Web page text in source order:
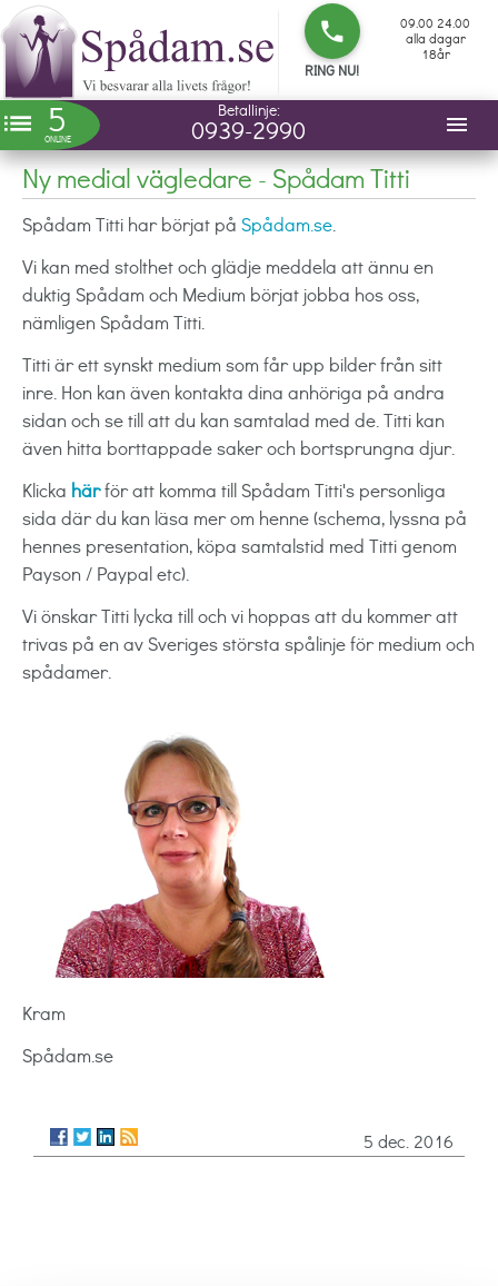
phone
RING NU!
09.00 24.00
alla dagar
18år
list 5
ONLINE
Betallinje:
0939-2990 menu
Ny medial vägledare - Spådam Titti
Spådam Titti har börjat på Spådam.se
Vi kan med stolthet och glädje meddela att ännu en
duktig Spådam och Medium börjat jobba hos oss,
nämligen Spådam Titti.
Titti är ett synskt medium som får upp bilder från sitt
inre. Hon kan även kontakta dina anhöriga på andra
sidan och se till att du kan samtalad med de. Titti kan
även hitta borttappade saker och bortsprungna djur.
Klicka härför att komma till Spådam Titti's personliga
sida där du kan läsa mer om henne (schema, lyssna på
hennes presentation, köpa samtalstid med Titti genom
Payson / Paypal etc).
Vi önskar Titti lycka till och vi hoppas att du kommer att
trivas på en av Sveriges största spålinje för medium och
spådamer.
Kram
Spådam.se
5 dec. 2016